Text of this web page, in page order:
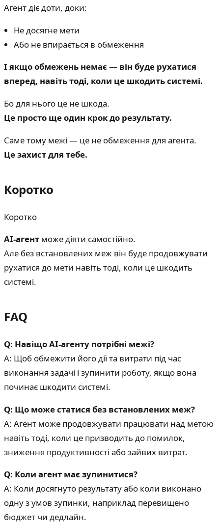
Агент діє доти, доки:
Не досягне мети
Або не впирається в обмеження
І якщо обмежень немає — він буде рухатися
вперед, навіть тоді, коли це шкодить системі.
Бо для нього це не шкода.
Це просто ще один крок до результату.
Саме тому межі — це не обмеження для агента.
Це захист для тебе.
Коротко
Коротко
AI-агент може діяти самостійно.
Але без встановлених меж він буде продовжувати
рухатися до мети навіть тоді, коли це шкодить
системі.
FAQ
Q: Навіщо AI-агенту потрібні межі?
A: Щоб обмежити його дії та витрати під час
виконання задачі і зупинити роботу, якщо вона
починає шкодити системі.
Q: Що може статися без встановлених меж?
A: Агент може продовжувати працювати над метою
навіть тоді, коли це призводить до помилок,
зниження продуктивності або зайвих витрат.
Q: Коли агент має зупинитися?
A: Коли досягнуто результату або коли виконано
одну з умов зупинки, наприклад перевищено
бюджет чи дедлайн.